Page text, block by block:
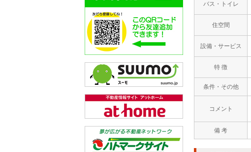
バス・トイレ
住空間
設備・サービス
特 徴
条件・その他
コメント
備 考